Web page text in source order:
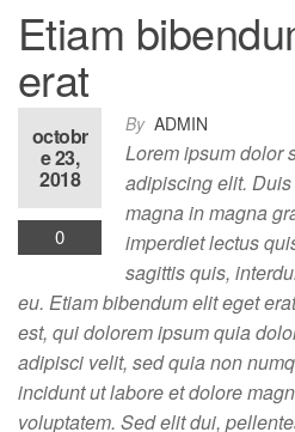
Etiam
erat
By ADMIN
octobr
e 23,
2018
0
Lorem ipsum dolor
adipiscing elit.
magna in magna
imperdiet lectus
sagittis quis,
eu. Etiam bibendum elit eget
est, qui dolorem ipsum quia
adipisci velit, sed quia non
incidunt ut labore et dolore
voluptatem. Sed elit dui,